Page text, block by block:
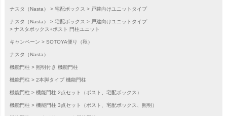
ナスタ（Nasta） 宅配ボックス 戸建向けユニットタイプ
ナスタ（Nasta） 宅配ボックス
戸建向けユニットタイプ
ナスタボックス+ポスト 門柱ユニット
キャンペーン SOTOYA便り（秋）
ナスタ（Nasta）
機能門柱 照明付き 機能門柱
機能門柱 2本脚タイプ 機能門柱
機能門柱 機能門柱 2点セット（ポスト、宅配ボックス）
機能門柱 機能門柱 3点セット（ポスト、宅配ボックス、照明）